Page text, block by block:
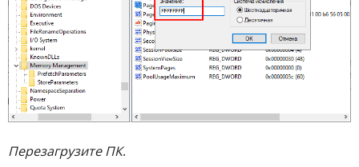
Перезагрузите ПК.